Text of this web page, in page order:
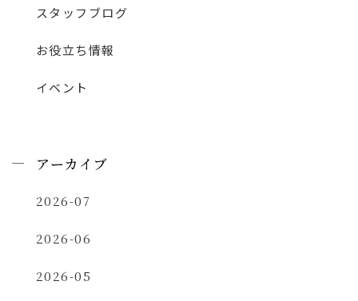
スタッフブログ
お役立ち情報
イベント
アーカイブ
2026-07
2026-06
2026-05